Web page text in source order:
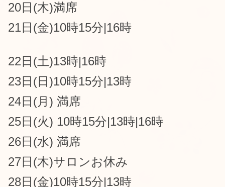
20日(木)満席
21日(金)10時15分|16時
22日(土)13時|16時
23日(日)10時15分|13時
24日(月) 満席
25日(火) 10時15分|13時|16時
26日(水) 満席
27日(木)サロンお休み
28日(金)10時15分|13時